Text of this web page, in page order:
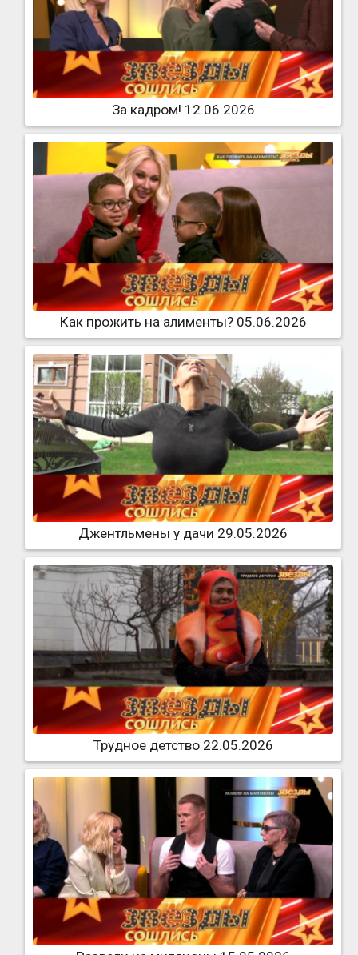
За кадром! 12.06.2026
Как прожить на алименты? 05.06.2026
Джентльмены у дачи 29.05.2026
Трудное детство 22.05.2026